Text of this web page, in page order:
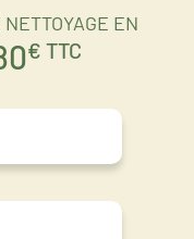
EN
€ TTC